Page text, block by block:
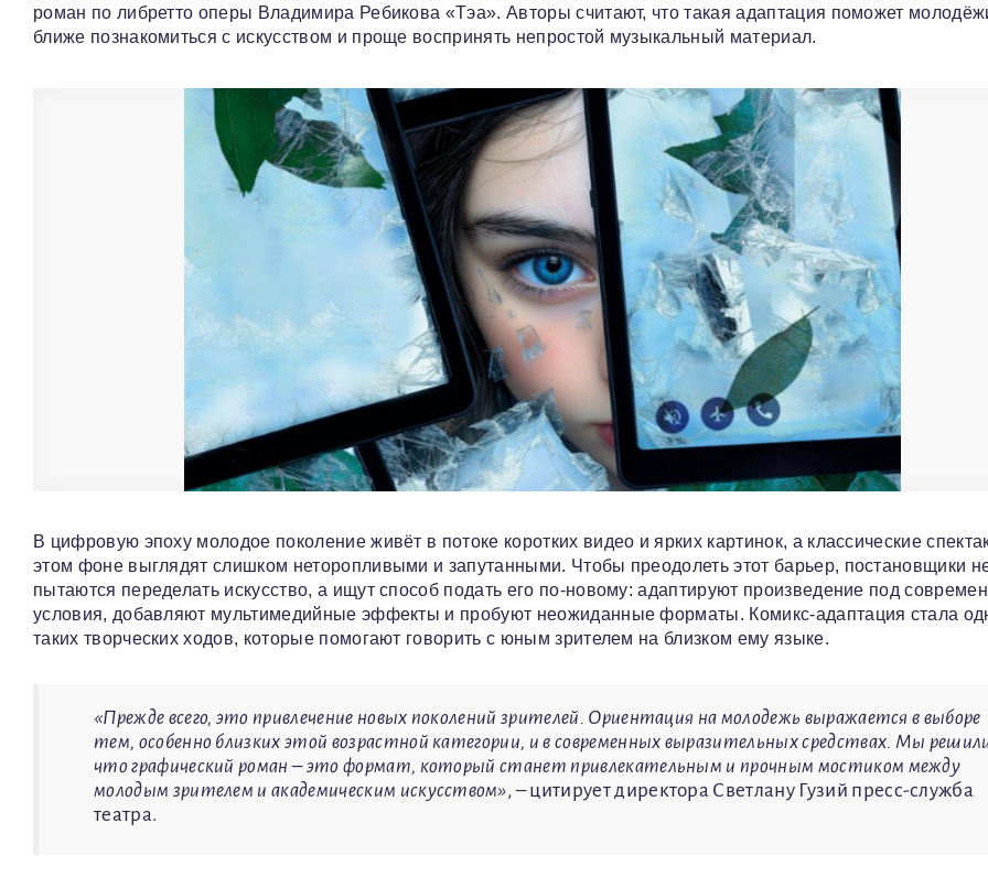
роман по либретто оперы Владимира Ребикова «Тэа». Авторы считают, что такая адаптация поможет
ближе познакомиться с искусством и проще воспринять непростой музыкальный материал.
В цифровую эпоху молодое поколение живёт в потоке коротких видео и ярких картинок, а классические
этом фоне выглядят слишком неторопливыми и запутанными. Чтобы преодолеть этот барьер, постановщики
пытаются переделать искусство, а ищут способ подать его по-новому: адаптируют произведение под
условия, добавляют мультимедийные эффекты и пробуют неожиданные форматы. Комикс-адаптация стала
таких творческих ходов, которые помогают говорить с юным зрителем на близком ему языке.
«Прежде всего, это привлечение новых поколений зрителей. Ориентация на молодежь выражается в выборе
тем, особенно близких этой возрастной категории, и в современных выразительных средствах. Мы
что графический роман – это формат, который станет привлекательным и прочным мостиком между
молодым зрителем и академическим искусством», – цитирует директора Светлану Гузий пресс-служба
театра.